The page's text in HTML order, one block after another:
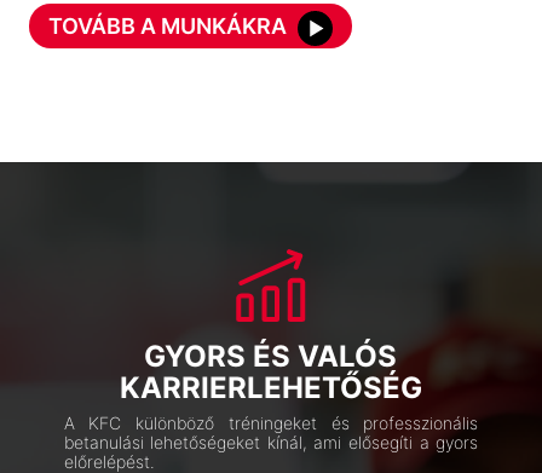
TOVÁBB A MUNKÁKRA
GYORS ÉS VALÓS
KARRIERLEHETŐSÉG
A KFC különböző tréningeket és professzionális
betanulási lehetőségeket kínál, ami elősegíti a gyors
előrelépést.